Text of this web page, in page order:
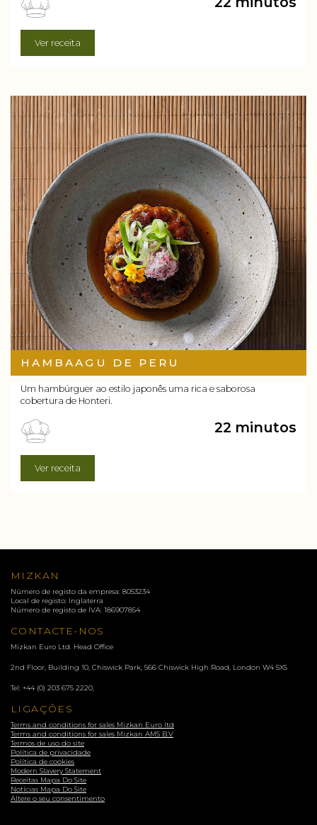
Ver receita
HAMBAAGU DE PERU
Um hambúrguer ao estilo japonês uma rica e saborosa
cobertura de Honteri.
22 minutos
Ver receita
MIZKAN
Número de registo da empresa: 8053234
Local de registo: Inglaterra
Número de registo de IVA: 186907854
CONTACTE-NOS
Mizkan Euro Ltd. Head Office
2nd Floor, Building 10, Chiswick Park, 566 Chiswick High Road, London W4 5XS
Tel: +44 (0) 203 675 2220,
LIGAÇÕES
Terms and conditions for sales Mizkan Euro ltd
Terms and conditions for sales Mizkan AMS B.V
Termos de uso do site
Política de privacidade
Política de cookies
Modern Slavery Statement
Receitas Mapa Do Site
Notícias Mapa Do Site
Altere o seu consentimento